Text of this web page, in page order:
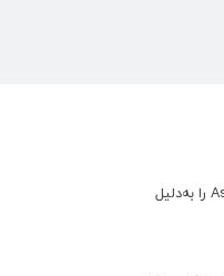
OpenAI توسعه مدل Astra را به‌دلیل